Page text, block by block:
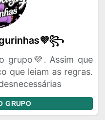
grupo💜. Assim que
que leiam as regras.
GRUPO